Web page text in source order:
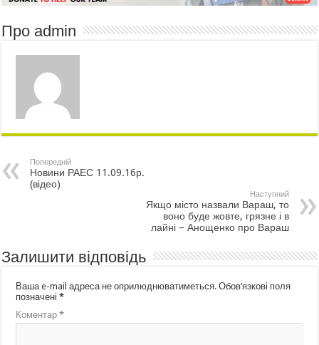
Про admin
Попередній
Новини РАЕС 11.09.16р.
(відео)
Наступний
Якщо місто назвали Вараш, то
воно буде жовте, грязне і в
лайні – Анощенко про Вараш
Залишити відповідь
Ваша e-mail адреса не оприлюднюватиметься. Обов’язкові поля
позначені*
Коментар*